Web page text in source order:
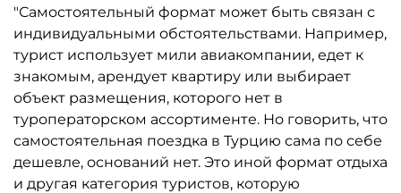
"Самостоятельный формат может быть связан с
индивидуальными обстоятельствами. Например,
турист использует мили авиакомпании, едет к
знакомым, арендует квартиру или выбирает
объект размещения, которого нет в
туроператорском ассортименте. Но говорить, что
самостоятельная поездка в Турцию сама по себе
дешевле, оснований нет. Это иной формат отдыха
и другая категория туристов, которую